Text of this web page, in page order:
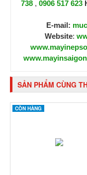
738, 0906 517 623
E-mail:
Website:
SẢN PHẨM CÙNG
CÒN HÀNG